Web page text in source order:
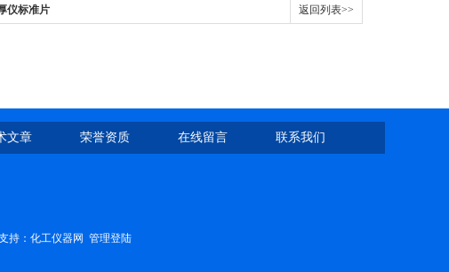
仪标准片 返回列表>>
文章 荣誉资质 在线留言 联系我们
持： 化工仪器网 管理登陆